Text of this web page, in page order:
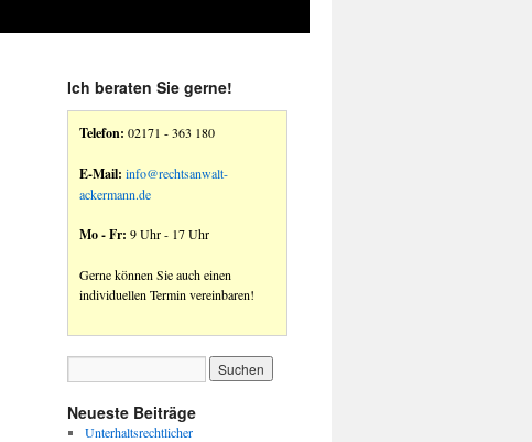
Ich beraten Sie gerne!
Telefon: 02171 - 363 180
E-Mail: info@rechtsanwalt-
ackermann.de
Mo - Fr: 9 Uhr - 17 Uhr
Gerne können Sie auch einen
individuellen Termin vereinbaren!
Neueste Beiträge
Unterhaltsrechtlicher